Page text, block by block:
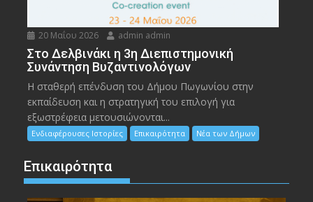
20 Μαΐου 2026 admin admin
Στο Δελβινάκι η 3η Διεπιστημονική
Συνάντηση Βυζαντινολόγων
Η σταθερή επένδυση του Δήμου Πωγωνίου στην
εκπαίδευση και η στρατηγική του επιλογή για
εξωστρέφεια μετουσιώνονται...
Ενδιαφέρουσες Ιστορίες Επικαιρότητα Νέα των Δήμων
Επικαιρότητα